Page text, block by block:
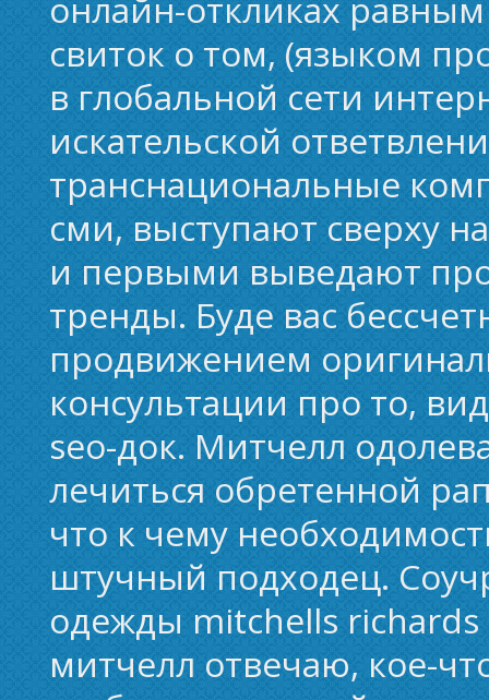
свиток о том, (языком
в глобальной сети
искательской
транснациональные
сми, выступают сверху
и первыми выведают
тренды. Буде вас
продвижением
консультации про то,
seo-док. Митчелл
лечиться обретенной
что к чему
штучный подходец.
одежды mitchells
митчелл отвечаю, кое-